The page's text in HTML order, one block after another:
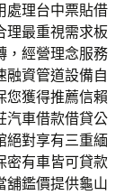
處理台中票貼借
理最重視需求板
，經營理念服務
融資管道設備自
您獲得推薦信賴
汽車借款借貸公
絕對享有三重緬
密有車皆可貸款
舖鑑價提供龜山